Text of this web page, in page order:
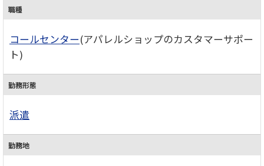
職種
コールセンター(アパレルショップのカスタマーサポー
ト)
勤務形態
派遣
勤務地